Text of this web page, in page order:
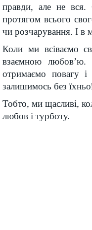
правди, але не вся.
протягом всього
чи розчарування. І в
Коли ми всіваємо
взаємною
отримаємо повагу
залишимось без
Тобто, ми щасливі,
любов і турботу.